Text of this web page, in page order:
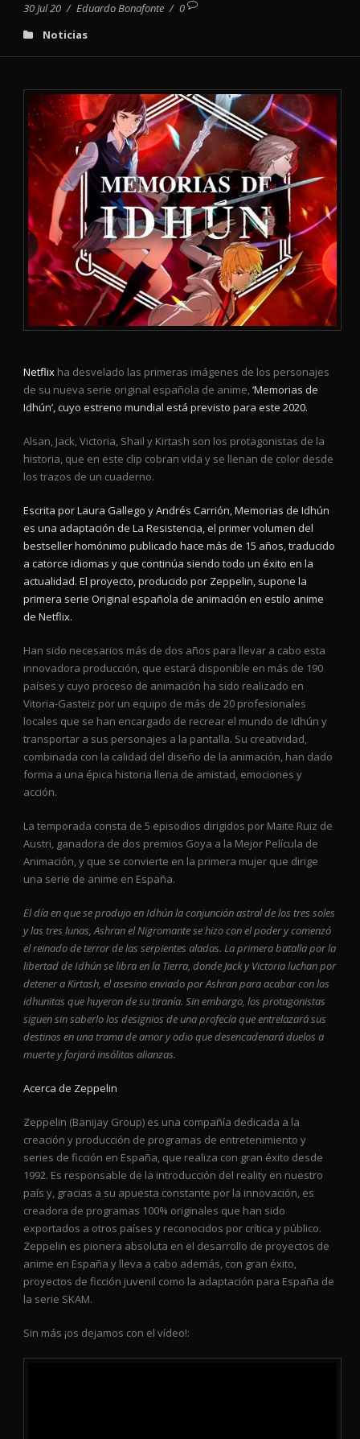
30 Jul 20 / Eduardo Bonafonte / 0
Noticias
Netflix ha desvelado las primeras imágenes de los personajes
de su nueva serie original española de anime,‘Memorias de
Idhún’, cuyo estreno mundial está previsto para este 2020.
Alsan, Jack, Victoria, Shail y Kirtash son los protagonistas de la
historia, que en este clip cobran vida y se llenan de color desde
los trazos de un cuaderno.
Escrita por Laura Gallego y Andrés Carrión, Memorias de Idhún
es una adaptación de La Resistencia, el primer volumen del
bestseller homónimo publicado hace más de 15 años, traducido
a catorce idiomas y que continúa siendo todo un éxito en la
actualidad. El proyecto, producido por Zeppelin, supone la
primera serie Original española de animación en estilo anime
de Netflix.
Han sido necesarios más de dos años para llevar a cabo esta
innovadora producción, que estará disponible en más de 190
países y cuyo proceso de animación ha sido realizado en
Vitoria-Gasteiz por un equipo de más de 20 profesionales
locales que se han encargado de recrear el mundo de Idhún y
transportar a sus personajes a la pantalla. Su creatividad,
combinada con la calidad del diseño de la animación, han dado
forma a una épica historia llena de amistad, emociones y
acción.
La temporada consta de 5 episodios dirigidos por Maite Ruiz de
Austri, ganadora de dos premios Goya a la Mejor Película de
Animación, y que se convierte en la primera mujer que dirige
una serie de anime en España.
El día en que se produjo en Idhún la conjunción astral de los tres soles
y las tres lunas, Ashran el Nigromante se hizo con el poder y comenzó
el reinado de terror de las serpientes aladas. La primera batalla por la
libertad de Idhún se libra en la Tierra, donde Jack y Victoria luchan por
detener a Kirtash, el asesino enviado por Ashran para acabar con los
idhunitas que huyeron de su tiranía. Sin embargo, los protagonistas
siguen sin saberlo los designios de una profecía que entrelazará sus
destinos en una trama de amor y odio que desencadenará duelos a
muerte y forjará insólitas alianzas.
Acerca de Zeppelin
Zeppelin (Banijay Group) es una compañía dedicada a la
creación y producción de programas de entretenimiento y
series de ficción en España, que realiza con gran éxito desde
1992. Es responsable de la introducción del reality en nuestro
país y, gracias a su apuesta constante por la innovación, es
creadora de programas 100% originales que han sido
exportados a otros países y reconocidos por crítica y público.
Zeppelin es pionera absoluta en el desarrollo de proyectos de
anime en España y lleva a cabo además, con gran éxito,
proyectos de ficción juvenil como la adaptación para España de
la serie SKAM.
Sin más ¡os dejamos con el vídeo!: